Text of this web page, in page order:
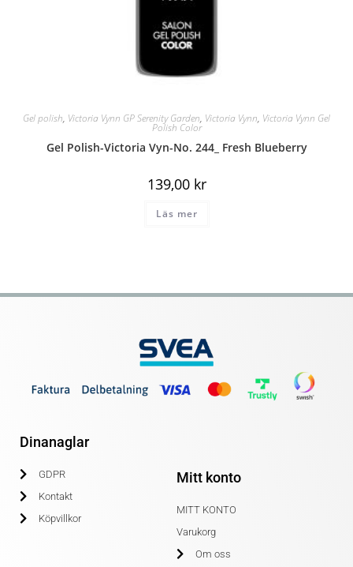
Gel polish, Victoria Vynn GP Serenity Garden, Victoria Vynn, Victoria Vynn Gel
Polish Color
Gel Polish-Victoria Vyn-No. 244_ Fresh Blueberry
139,00 kr
Läs mer
Dinanaglar
GDPR
Kontakt
Köpvillkor
Mitt konto
MITT KONTO
Varukorg
Om oss